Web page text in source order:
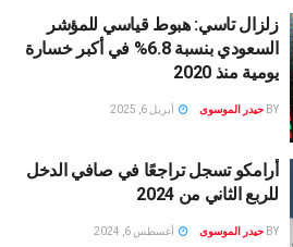
زلزال تاسي: هبوط قياسي للمؤشر
السعودي بنسبة 6.8% في أكبر خسارة
يومية منذ 2020
BY حيدر الموسوى أبريل 6, 2025
أرامكو تسجل تراجعًا في صافي الدخل
للربع الثاني من 2024
BY حيدر الموسوى أغسطس 6, 2024